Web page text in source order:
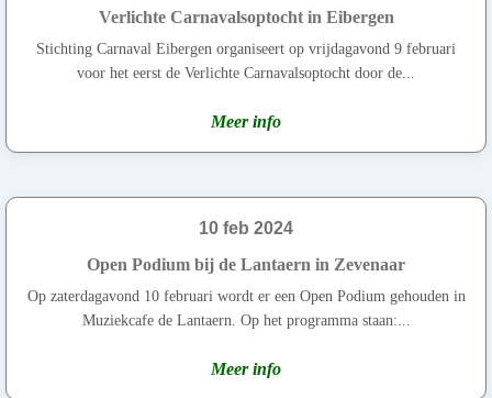
Verlichte Carnavalsoptocht in Eibergen
Stichting Carnaval Eibergen organiseert op vrijdagavond 9 februari
voor het eerst de Verlichte Carnavalsoptocht door de...
Meer info
10 feb 2024
Open Podium bij de Lantaern in Zevenaar
Op zaterdagavond 10 februari wordt er een Open Podium gehouden in
Muziekcafe de Lantaern. Op het programma staan:...
Meer info